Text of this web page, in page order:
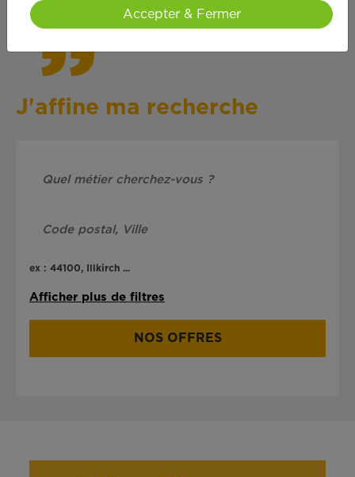
J'affine ma recherche
ex : 44100, Illkirch ...
Afficher plus de filtres
NOS OFFRES
Accepter & Fermer